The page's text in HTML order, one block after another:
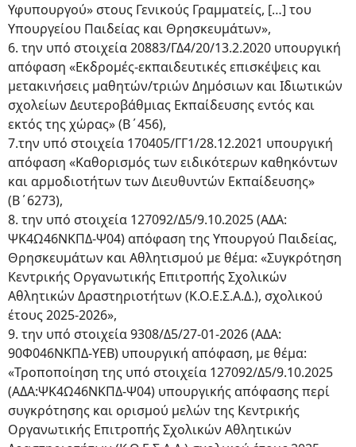
Υφυπουργού» στους Γενικούς Γραμματείς, […] του
Υπουργείου Παιδείας και Θρησκευμάτων»,
6. την υπό στοιχεία 20883/ΓΔ4/20/13.2.2020 υπουργική
απόφαση «Εκδρομές-εκπαιδευτικές επισκέψεις και
μετακινήσεις μαθητών/τριών Δημόσιων και Ιδιωτικών
σχολείων Δευτεροβάθμιας Εκπαίδευσης εντός και
εκτός της χώρας» (Β΄456),
7.την υπό στοιχεία 170405/ΓΓ1/28.12.2021 υπουργική
απόφαση «Καθορισμός των ειδικότερων καθηκόντων
και αρμοδιοτήτων των Διευθυντών Εκπαίδευσης»
(Β΄6273),
8. την υπό στοιχεία 127092/Δ5/9.10.2025 (ΑΔΑ:
ΨΚ4Ω46ΝΚΠΔ-Ψ04) απόφαση της Υπουργού Παιδείας,
Θρησκευμάτων και Αθλητισμού με θέμα: «Συγκρότηση
Κεντρικής Οργανωτικής Επιτροπής Σχολικών
Αθλητικών Δραστηριοτήτων (Κ.Ο.Ε.Σ.Α.Δ.), σχολικού
έτους 2025-2026»,
9. την υπό στοιχεία 9308/Δ5/27-01-2026 (ΑΔΑ:
90Φ046ΝΚΠΔ-ΥΕΒ) υπουργική απόφαση, με θέμα:
«Τροποποίηση της υπό στοιχεία 127092/Δ5/9.10.2025
(ΑΔΑ:ΨΚ4Ω46ΝΚΠΔ-Ψ04) υπουργικής απόφασης περί
συγκρότησης και ορισμού μελών της Κεντρικής
Οργανωτικής Επιτροπής Σχολικών Αθλητικών